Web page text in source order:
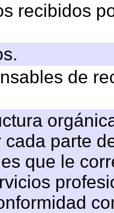
recibidos
de
parte
que le